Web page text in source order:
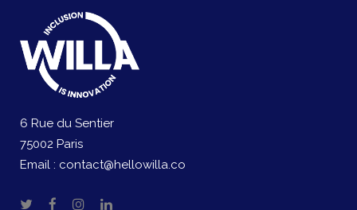
6 Rue du Sentier
75002 Paris
Email : contact@hellowilla.co